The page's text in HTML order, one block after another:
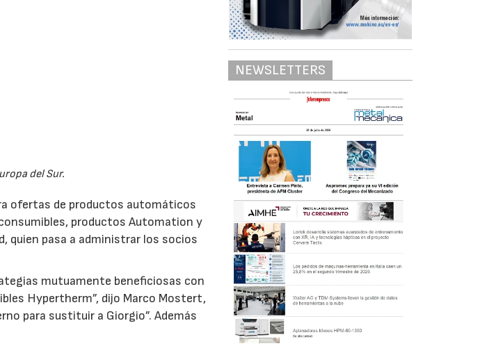
del Sur.
ofertas de productos automáticos
productos Automation y
quien pasa a administrar los socios
mutuamente beneficiosas con
Hypertherm”, dijo Marco Mostert,
para sustituir a Giorgio”. Además
NEWSLETTERS